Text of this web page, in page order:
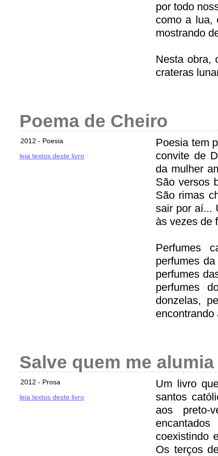
por todo
como a lua,
mostrando
Nesta obra,
crateras
Poema de Cheiro
2012 - Poesia
leia textos deste livro
Poesia tem
convite de
da mulher
São versos
São rimas
sair por aí...
às vezes de
Perfumes
perfumes
perfumes
perfumes
donzelas,
Salve quem me alumia
2012 - Prosa
leia textos deste livro
Um livro
santos
aos preto-
coexistindo
Os terços